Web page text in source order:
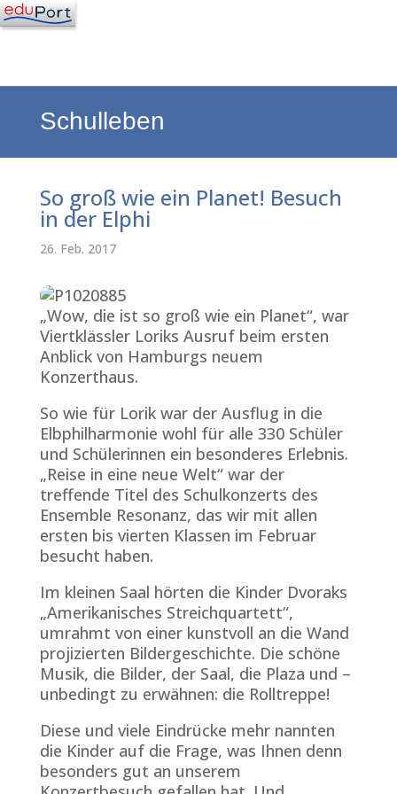
Schulleben
So groß wie ein Planet! Besuch
in der Elphi
26. Feb. 2017
„Wow, die ist so groß wie ein Planet“, war
Viertklässler Loriks Ausruf beim ersten
Anblick von Hamburgs neuem
Konzerthaus.
So wie für Lorik war der Ausflug in die
Elbphilharmonie wohl für alle 330 Schüler
und Schülerinnen ein besonderes Erlebnis.
„Reise in eine neue Welt“ war der
treffende Titel des Schulkonzerts des
Ensemble Resonanz, das wir mit allen
ersten bis vierten Klassen im Februar
besucht haben.
Im kleinen Saal hörten die Kinder Dvoraks
„Amerikanisches Streichquartett“,
umrahmt von einer kunstvoll an die Wand
projizierten Bildergeschichte. Die schöne
Musik, die Bilder, der Saal, die Plaza und –
unbedingt zu erwähnen: die Rolltreppe!
Diese und viele Eindrücke mehr nannten
die Kinder auf die Frage, was Ihnen denn
besonders gut an unserem